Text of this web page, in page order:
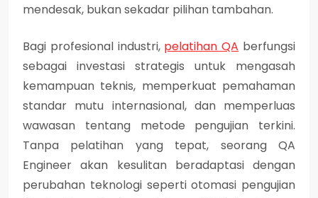
mendesak, bukan sekadar pilihan tambahan.
Bagi profesional industri, pelatihan QA berfungsi
sebagai investasi strategis untuk mengasah
kemampuan teknis, memperkuat pemahaman
standar mutu internasional, dan memperluas
wawasan tentang metode pengujian terkini.
Tanpa pelatihan yang tepat, seorang QA
Engineer akan kesulitan beradaptasi dengan
perubahan teknologi sepertiotomasi pengujian